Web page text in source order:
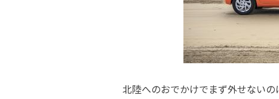
北陸へのおでかけでまず外せないの